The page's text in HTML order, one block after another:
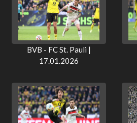
BVB - FC St. Pauli |
17.01.2026